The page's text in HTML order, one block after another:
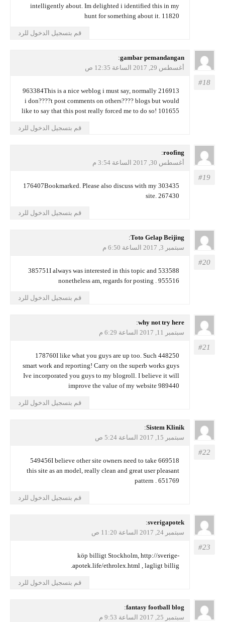
intelligently about. Im delighted i identified this in my
hunt for something about it. 11820
قم بتسجيل الدخول للرد
يقول
gambar pemandangan
:
أغسطس 29, 2017 الساعة 12:35 ص
216913 963384This is a nice weblog i must say, normally
i don????t post comments on others???? blogs but would
like to say that this post really forced me to do so! 101655
قم بتسجيل الدخول للرد
يقول
roofing
أغسطس 30, 2017 الساعة 3:54 م
303435 176407Bookmarked. Please also discuss with my
site. 267430
قم بتسجيل الدخول للرد
يقول
Toto Gelap Beijing
:
سبتمبر 3, 2017 الساعة 6:50 م
533588 385751I always was interested in this topic and
nonetheless am, regards for posting . 955516
قم بتسجيل الدخول للرد
يقول
why not try here
:
سبتمبر 11, 2017 الساعة 6:29 م
448250 178760I like what you guys are up too. Such
smart work and reporting! Carry on the superb works guys
Ive incorporated you guys to my blogroll. I believe it will
improve the value of my website 989440
قم بتسجيل الدخول للرد
يقول
Sistem Klinik
:
سبتمبر 15, 2017 الساعة 5:24 ص
669518 549456I believe other site owners need to take
this site as an model, really clean and great user pleasant
pattern . 651769
قم بتسجيل الدخول للرد
يقول
sverigapotek
:
سبتمبر 24, 2017 الساعة 11:20 ص
köp billigt Stockholm,http://sverige-
apotek.life/ethrolex.html, lagligt billig.
قم بتسجيل الدخول للرد
يقول
fantasy football blog
:
سبتمبر 25, 2017 الساعة 9:53 م